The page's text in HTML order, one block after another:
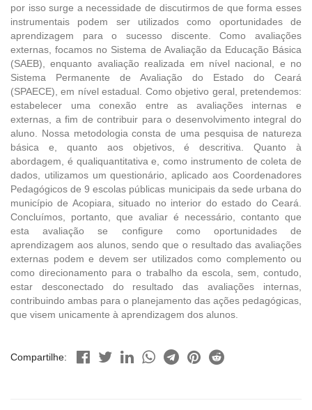
por isso surge a necessidade de discutirmos de que forma esses
instrumentais podem ser utilizados como oportunidades de
aprendizagem para o sucesso discente. Como avaliações
externas, focamos no Sistema de Avaliação da Educação Básica
(SAEB), enquanto avaliação realizada em nível nacional, e no
Sistema Permanente de Avaliação do Estado do Ceará
(SPAECE), em nível estadual. Como objetivo geral, pretendemos:
estabelecer uma conexão entre as avaliações internas e
externas, a fim de contribuir para o desenvolvimento integral do
aluno. Nossa metodologia consta de uma pesquisa de natureza
básica e, quanto aos objetivos, é descritiva. Quanto à
abordagem, é qualiquantitativa e, como instrumento de coleta de
dados, utilizamos um questionário, aplicado aos Coordenadores
Pedagógicos de 9 escolas públicas municipais da sede urbana do
município de Acopiara, situado no interior do estado do Ceará.
Concluímos, portanto, que avaliar é necessário, contanto que
esta avaliação se configure como oportunidades de
aprendizagem aos alunos, sendo que o resultado das avaliações
externas podem e devem ser utilizados como complemento ou
como direcionamento para o trabalho da escola, sem, contudo,
estar desconectado do resultado das avaliações internas,
contribuindo ambas para o planejamento das ações pedagógicas,
que visem unicamente à aprendizagem dos alunos.
Compartilhe: